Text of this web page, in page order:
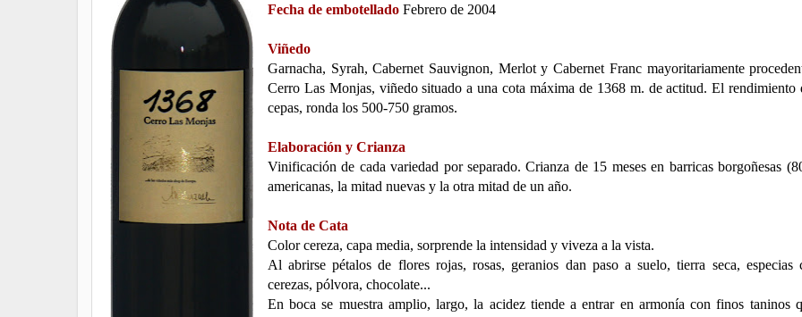
Fecha de embotelladoFebrero de 2004
Viñedo
Garnacha, Syrah, Cabernet Sauvignon, Merlot y Cabernet Franc mayoritariamente
Cerro Las Monjas, viñedo situado a una cota máxima de 1368 m. de actitud. El rendimiento
cepas, ronda los 500-750 gramos.
Elaboración y Crianza
Vinificación de cada variedad por separado. Crianza de 15 meses en barricas borgoñesas
americanas, la mitad nuevas y la otra mitad de un año.
Nota de Cata
Color cereza, capa media, sorprende la intensidad y viveza a la vista.
Al abrirse pétalos de flores rojas, rosas, geranios dan paso a suelo, tierra seca, especias
cerezas, pólvora, chocolate...
En boca se muestra amplio, largo, la acidez tiende a entrar en armonía con finos taninos